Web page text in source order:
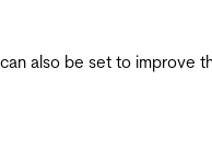
also be set to improve